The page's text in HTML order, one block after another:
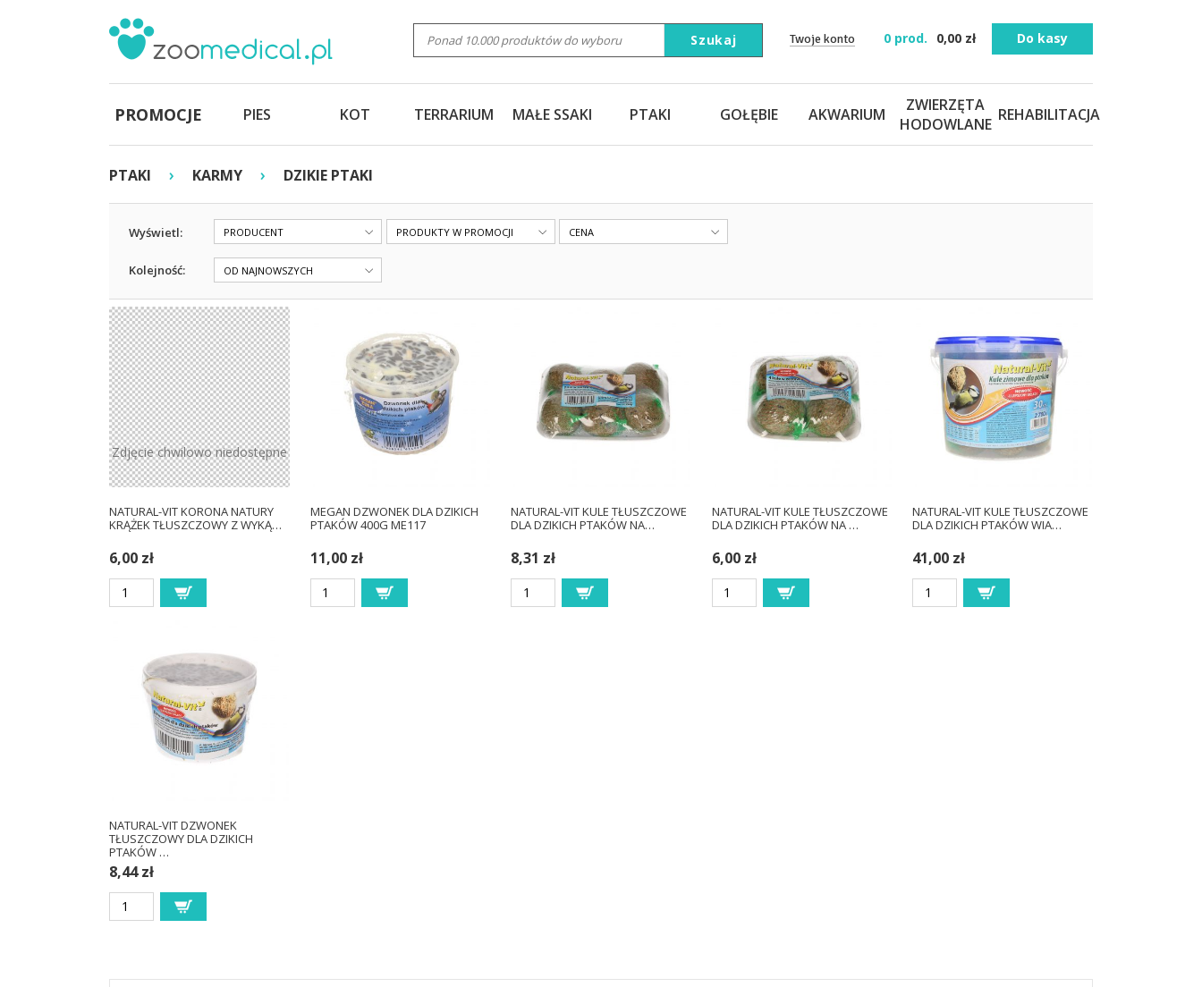
Twoje konto 0 prod. 0,00 zł Do kasy
Szukaj
PROMOCJE PIES KOT TERRARIUM MAŁE SSAKI PTAKI GOŁĘBIE AKWARIUM
ZWIERZĘTA
HODOWLANE REHABILITACJA
PTAKI › KARMY › DZIKIE PTAKI
Wyświetl: PRODUCENT PRODUKTY W PROMOCJI CENA
Kolejność: OD NAJNOWSZYCH
Zdjęcie chwilowo niedostępne
NATURAL-VIT KORONA NATURY
KRĄŻEK TŁUSZCZOWY Z WYKĄ…
6,00 zł
MEGAN DZWONEK DLA DZIKICH
PTAKÓW 400G ME117
11,00 zł
NATURAL-VIT KULE TŁUSZCZOWE
DLA DZIKICH PTAKÓW NA…
8,31 zł
NATURAL-VIT KULE TŁUSZCZOWE
DLA DZIKICH PTAKÓW NA …
6,00 zł
NATURAL-VIT KULE TŁUSZCZOWE
DLA DZIKICH PTAKÓW WIA…
41,00 zł
NATURAL-VIT DZWONEK
TŁUSZCZOWY DLA DZIKICH
PTAKÓW …
8,44 zł